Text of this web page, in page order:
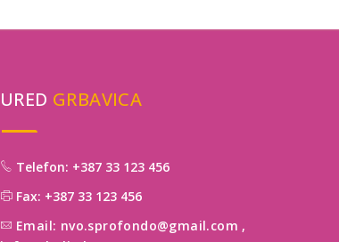
URED GRBAVICA
Telefon: +387 33 123 456
Fax: +387 33 123 456
Email: nvo.sprofondo@gmail.com ,